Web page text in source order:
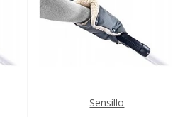
Sensillo